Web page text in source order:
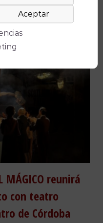
MÁGICO reunirá
con teatro
de Córdoba